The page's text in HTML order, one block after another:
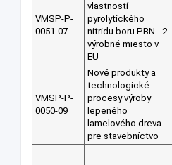
VMSP-P-
0051-07
vlastností
pyrolytického
nitridu boru PBN - 2.
výrobné miesto v
EU
VMSP-P-
0050-09
Nové produkty a
technologické
procesy výroby
lepeného
lamelového dreva
pre stavebníctvo